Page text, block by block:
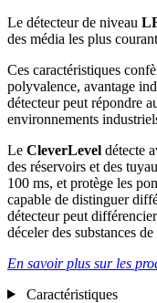
Le détecteur de niveau
des média les plus
Ces caractéristiques
polyvalence, avantage
détecteur peut répondre
environnements
Le CleverLevel détecte
des réservoirs et des
100 ms, et protège les
capable de distinguer
détecteur peut
déceler des substances
En savoir plus sur les
Caractéristiques